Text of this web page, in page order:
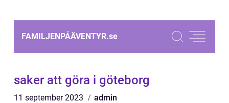
FAMILJENPÅÄVENTYR.se
saker att göra i göteborg
11 september 2023 admin